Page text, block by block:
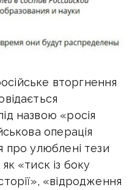
вторгнення
назвою «росія
операція
про улюблені тези
«тиск із боку
«відродження